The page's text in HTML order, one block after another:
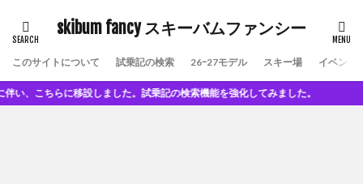
skibum fancy スキーバムファンシー
このサイトについて 試乗記の検索 26ｰ27モデル スキー場 イベント
らに移設しました。試乗記の検索機能を強化してみました。